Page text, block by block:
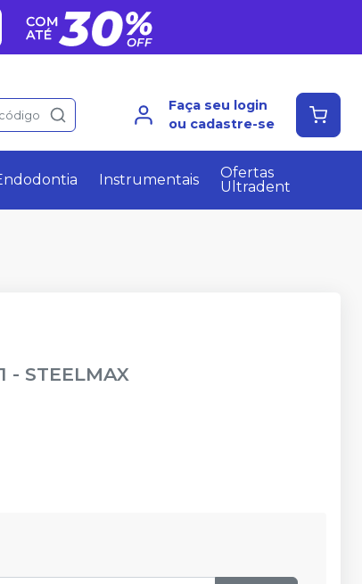
Faça seu login
ou cadastre-se
Instrumentais
Ofertas
Ultradent
- STEELMAX